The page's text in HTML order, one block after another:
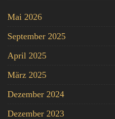
Mai 2026
September 2025
April 2025
März 2025
Dezember 2024
Dezember 2023